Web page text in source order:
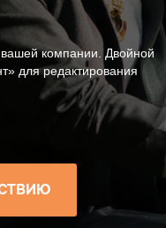
компании. Двойной
для редактирования